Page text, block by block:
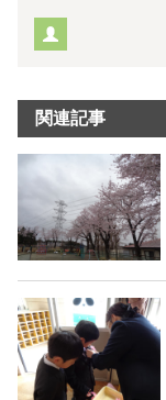
関連記事